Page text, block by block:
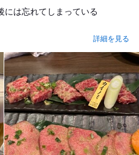
には忘れてしまっている
詳細を見る